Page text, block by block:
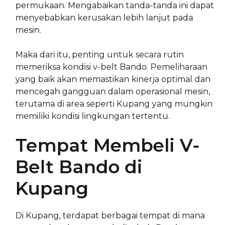
permukaan. Mengabaikan tanda-tanda ini dapat
menyebabkan kerusakan lebih lanjut pada
mesin.
Maka dari itu, penting untuk secara rutin
memeriksa kondisi v-belt Bando. Pemeliharaan
yang baik akan memastikan kinerja optimal dan
mencegah gangguan dalam operasional mesin,
terutama di area seperti Kupang yang mungkin
memiliki kondisi lingkungan tertentu.
Tempat Membeli V-
Belt Bando di
Kupang
Di Kupang, terdapat berbagai tempat di mana